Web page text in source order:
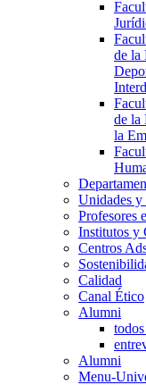
de la
de la
la
Unidades y
Profesores
Institutos y
Centros
Calidad
Canal Ético
Alumni
Alumni
Menu-